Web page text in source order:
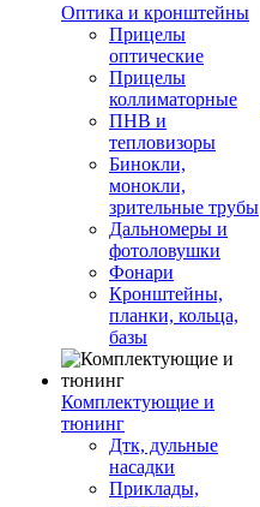
Оптика и кронштейны
Прицелы
оптические
Прицелы
коллиматорные
ПНВ и
тепловизоры
Бинокли,
монокли,
зрительные трубы
Дальномеры и
фотоловушки
Фонари
Кронштейны,
планки, кольца,
базы
Комплектующие и
тюнинг
Дтк, дульные
насадки
Приклады,